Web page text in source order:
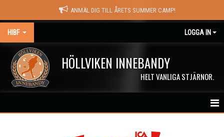
ANMÄL DIG TILL ÅRETS SUMMER CAMP!
HIBF LOGGA IN
HÖLLVIKEN INNEBANDY
HELT VANLIGA STJÄRNOR.